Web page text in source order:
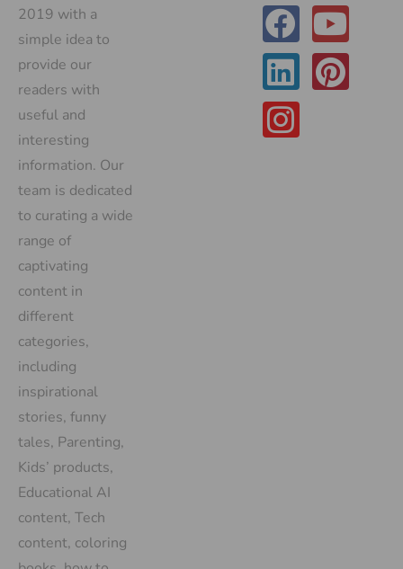
2019 with a
simple idea to
provide our
readers with
useful and
interesting
information. Our
team is dedicated
to curating a wide
range of
captivating
content in
different
categories,
including
inspirational
stories, funny
tales, Parenting,
Kids’ products,
Educational AI
content, Tech
content, coloring